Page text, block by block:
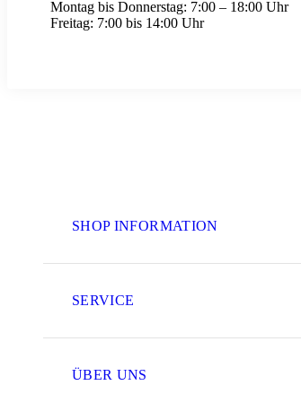
Montag bis Donnerstag: 7:00 – 18:00 Uhr
Freitag: 7:00 bis 14:00 Uhr
SHOP INFORMATION
SERVICE
ÜBER UNS